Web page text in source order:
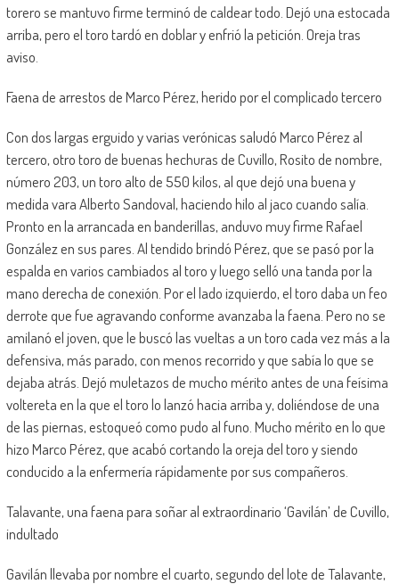
torero se mantuvo firme terminó de caldear todo. Dejó una estocada
arriba, pero el toro tardó en doblar y enfrió la petición. Oreja tras
aviso.
Faena de arrestos de Marco Pérez, herido por el complicado tercero
Con dos largas erguido y varias verónicas saludó Marco Pérez al
tercero, otro toro de buenas hechuras de Cuvillo, Rosito de nombre,
número 203, un toro alto de 550 kilos, al que dejó una buena y
medida vara Alberto Sandoval, haciendo hilo al jaco cuando salía.
Pronto en la arrancada en banderillas, anduvo muy firme Rafael
González en sus pares. Al tendido brindó Pérez, que se pasó por la
espalda en varios cambiados al toro y luego selló una tanda por la
mano derecha de conexión. Por el lado izquierdo, el toro daba un feo
derrote que fue agravando conforme avanzaba la faena. Pero no se
amilanó el joven, que le buscó las vueltas a un toro cada vez más a la
defensiva, más parado, con menos recorrido y que sabía lo que se
dejaba atrás. Dejó muletazos de mucho mérito antes de una feísima
voltereta en la que el toro lo lanzó hacia arriba y, doliéndose de una
de las piernas, estoqueó como pudo al funo. Mucho mérito en lo que
hizo Marco Pérez, que acabó cortando la oreja del toro y siendo
conducido a la enfermería rápidamente por sus compañeros.
Talavante, una faena para soñar al extraordinario ‘Gavilán’ de Cuvillo,
indultado
Gavilán llevaba por nombre el cuarto, segundo del lote de Talavante,